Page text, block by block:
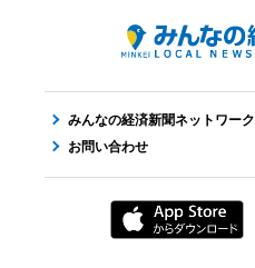
みんなの経済新聞ネットワーク
お問い合わせ